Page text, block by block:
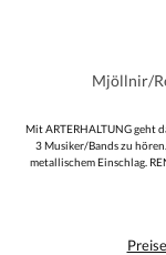
Mjöllnir/
Mit ARTERHALTUNG geht
3 Musiker/Bands zu
metallischem Einschlag.
treu. 10 Lieder auf